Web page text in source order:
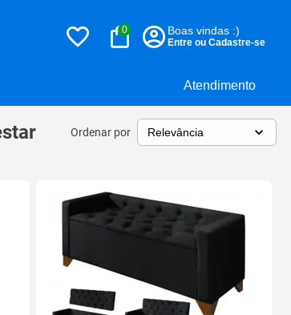
Atendimento
0 Boas vindas :)
Entre ou Cadastre-se
Ordenar por